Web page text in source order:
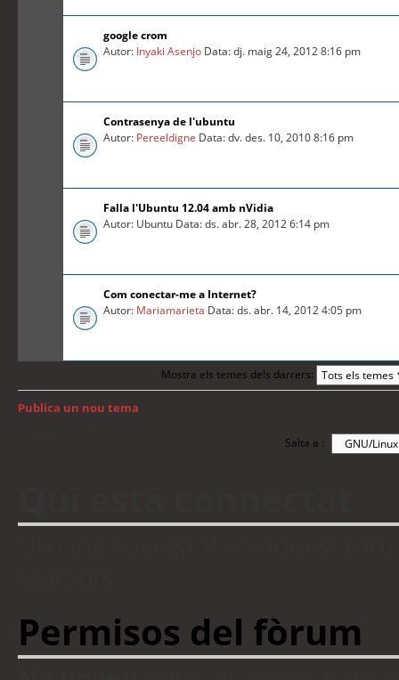
google crom
Autor: Inyaki Asenjo Data: dj. maig 24, 2012 8:16 pm
Contrasenya de l'ubuntu
Autor: Pereeldigne Data: dv. des. 10, 2010 8:16 pm
Falla l'Ubuntu 12.04 amb nVidia
Autor: Ubuntu Data: ds. abr. 28, 2012 6:14 pm
Com conectar-me a Internet?
Autor: Mariamarieta Data: ds. abr. 14, 2012 4:05 pm
Mostra els temes dels darrers:
Publica un nou tema
Salta a :
Permisos del fòrum